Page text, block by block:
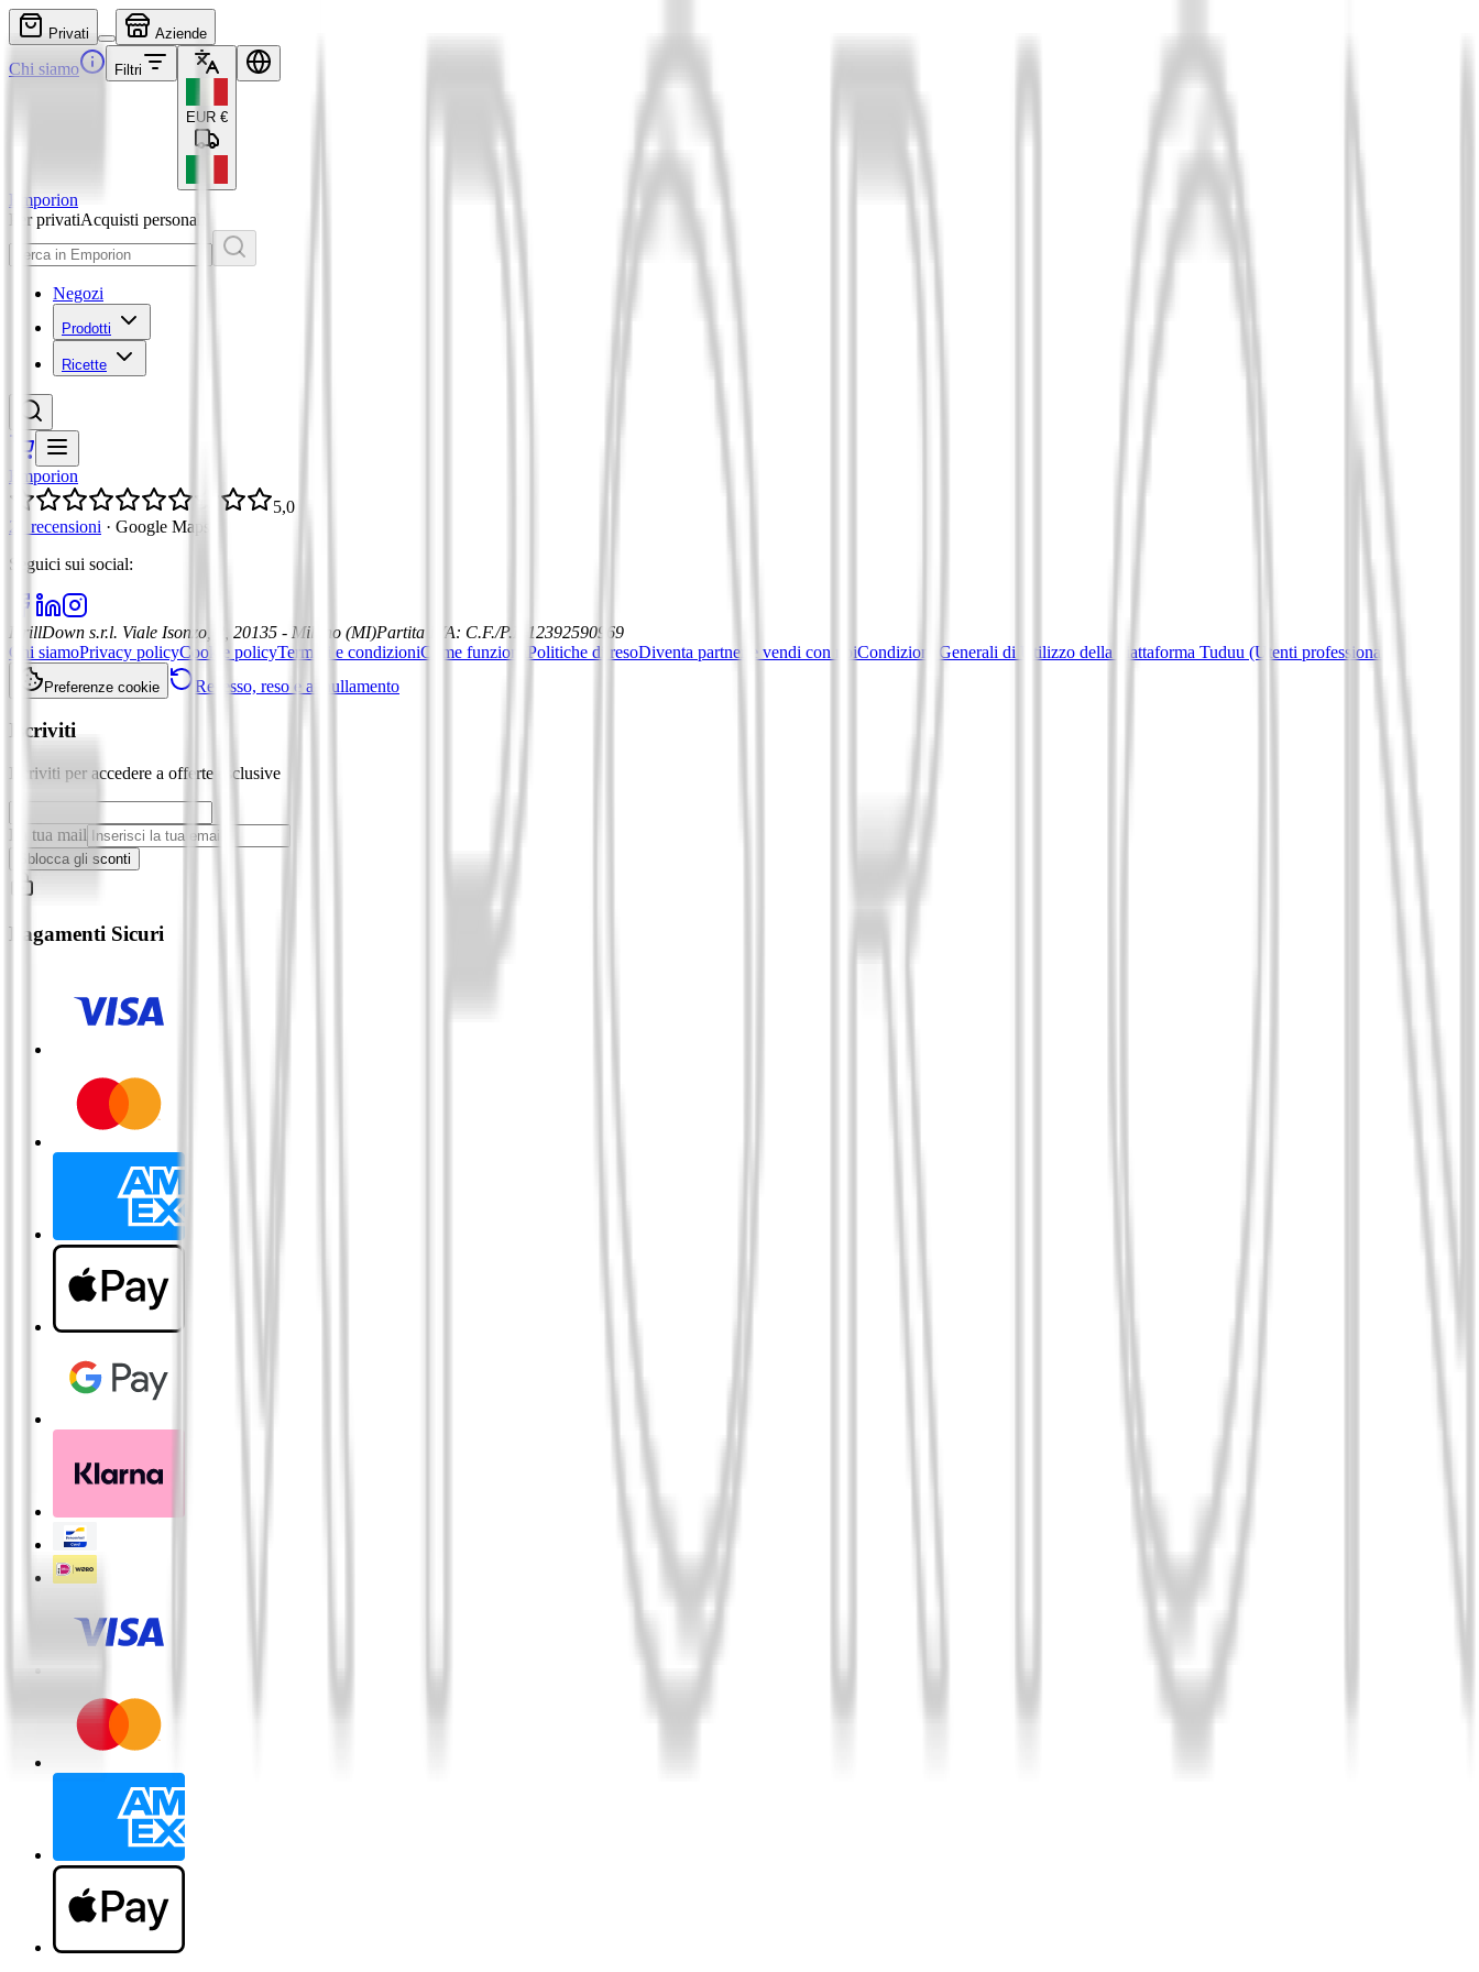
Privati Aziende
Chi siamo Filtri
EUR €
Emporion
Per privatiAcquisti personali
Negozi
Prodotti
Ricette
Emporion
5,0
21 recensioni · Google Maps
Seguici sui social:
DrillDown s.r.l. Viale Isonzo, 8, 20135 - Milano (MI)Partita IVA: C.F./P.I. 12392590969
Chi siamoPrivacy policyCookie policyTermini e condizioniCome funziona Politiche di resoDiventa partner e vendi con noiCondizioni Generali di Utilizzo della piattaforma Tuduu (Utenti professionali)
Preferenze cookie Recesso, reso e annullamento
Iscriviti
Iscriviti per accedere a offerte esclusive
La tua mail
Sblocca gli sconti
Pagamenti Sicuri